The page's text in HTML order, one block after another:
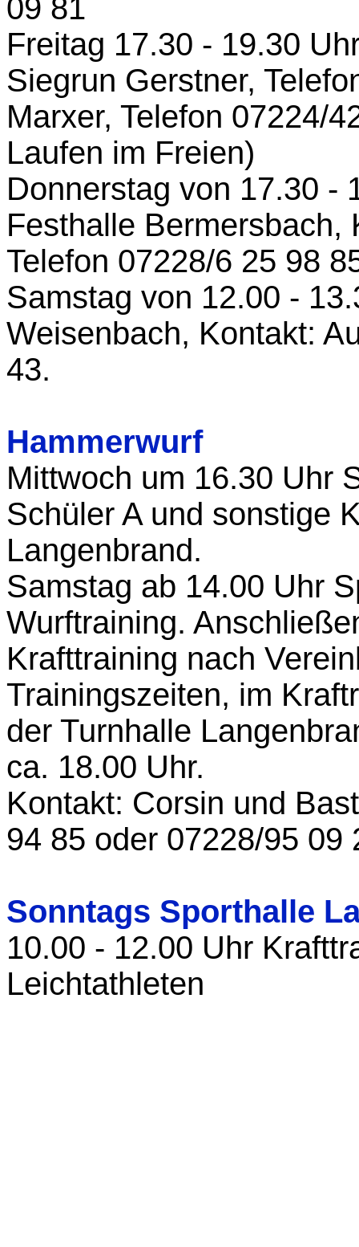
09 81
Freitag 17.30 - 19.30
Siegrun Gerstner,
Marxer, Telefon 07224/
Laufen im Freien)
Donnerstag von 17.30 -
Festhalle Bermersbach,
Telefon 07228/6 25 98
Samstag von 12.00 -
Weisenbach, Kontakt:
43.
Hammerwurf
Mittwoch um 16.30 Uhr
Schüler A und sonstige
Langenbrand.
Samstag ab 14.00 Uhr
Wurftraining.
Krafttraining nach
Trainingszeiten, im
der Turnhalle
ca. 18.00 Uhr.
Kontakt: Corsin und
94 85 oder 07228/95 09
Sonntags Sporthalle
10.00 - 12.00 Uhr
Leichtathleten